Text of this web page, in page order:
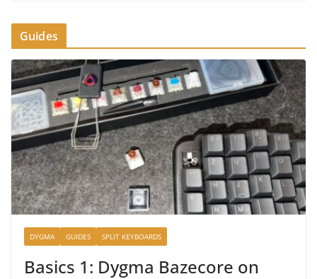
Guides
DYGMA GUIDES SPLIT KEYBOARDS
Basics 1: Dygma Bazecore on